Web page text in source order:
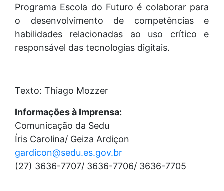
Programa Escola do Futuro é colaborar para
o desenvolvimento de competências e
habilidades relacionadas ao uso crítico e
responsável das tecnologias digitais.
Texto: Thiago Mozzer
Informações à Imprensa:
Comunicação da Sedu
Íris Carolina/ Geiza Ardiçon
gardicon@sedu.es.gov.br
(27) 3636-7707/ 3636-7706/ 3636-7705